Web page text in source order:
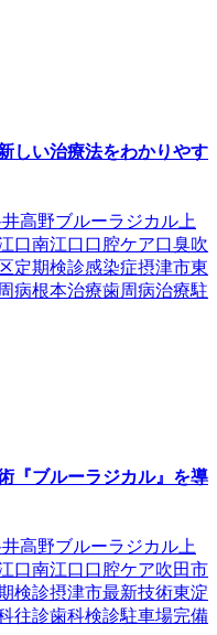
しい治療法をわかりやす
高野ブルーラジカル上
口南江口口腔ケア口臭吹
定期検診感染症摂津市東
病根本治療歯周病治療駐
『ブルーラジカル』を導
高野ブルーラジカル 上
口南江口口腔ケア吹田市
検診摂津市最新技術東淀
往診歯科検診駐車場完備